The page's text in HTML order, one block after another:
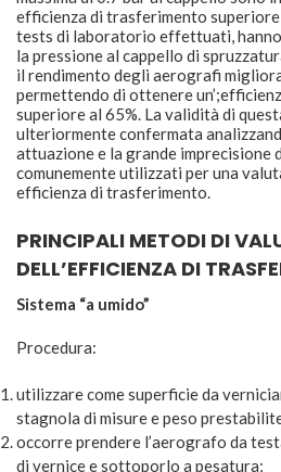
efficienza di trasferimento
tests di laboratorio effettuati,
la pressione al cappello di
il rendimento degli aerografi
permettendo di ottenere
superiore al 65%. La validità di
ulteriormente confermata
attuazione e la grande imprecisione
comunemente utilizzati per una
efficienza di trasferimento.
PRINCIPALI METODI DI
DELL’EFFICIENZA DI
Sistema “a umido”
Procedura:
utilizzare come superficie da
stagnola di misure e peso
occorre prendere l’aerografo da
di vernice e sottoporlo a pesatura;